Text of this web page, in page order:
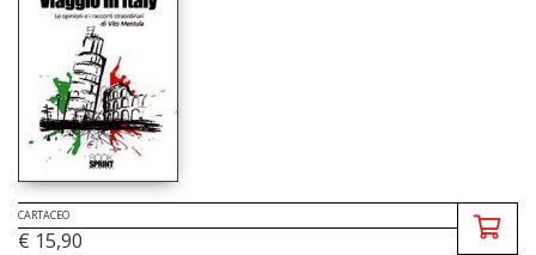
CARTACEO
€ 15,90